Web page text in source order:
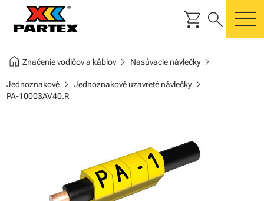
shopping_cart search
home Značenie vodičov a káblovchevron_right Nasúvacie návlečkychevron_right
Jednoznakovéchevron_right Jednoznakové uzavreté návlečkychevron_right
PA-10003AV40.R